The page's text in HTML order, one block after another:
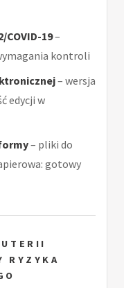
COVID-19–
kontroli
– wersja
edycji w
– pliki do
gotowy
RYZYKA